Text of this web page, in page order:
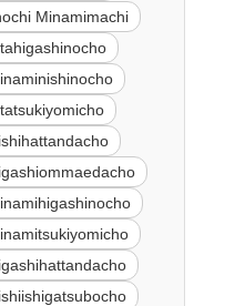
Minamimachi